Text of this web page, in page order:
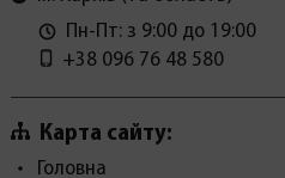
Пн-Пт: з 9:00 до 19:00
+38 096 76 48 580
Карта сайту:
Головна